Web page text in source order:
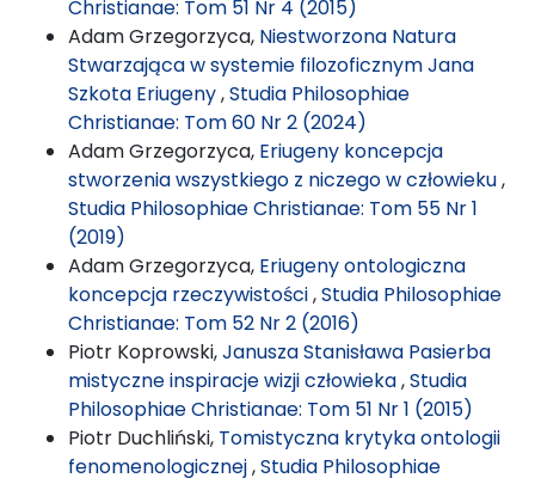
Christianae: Tom 51 Nr 4 (2015)
Adam Grzegorzyca, Niestworzona Natura
Stwarzająca w systemie filozoficznym Jana
Szkota Eriugeny,Studia Philosophiae
Christianae: Tom 60 Nr 2 (2024)
Adam Grzegorzyca, Eriugeny koncepcja
stworzenia wszystkiego z niczego w człowieku,
Studia Philosophiae Christianae: Tom 55 Nr 1
(2019)
Adam Grzegorzyca, Eriugeny ontologiczna
koncepcja rzeczywistości,Studia Philosophiae
Christianae: Tom 52 Nr 2 (2016)
Piotr Koprowski,Janusza Stanisława Pasierba
mistyczne inspiracje wizji człowieka,Studia
Philosophiae Christianae: Tom 51 Nr 1 (2015)
Piotr Duchliński, Tomistyczna krytyka ontologii
fenomenologicznej,Studia Philosophiae